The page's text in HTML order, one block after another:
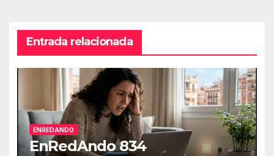
Entrada relacionada
ENREDANDO
EnRedAndo 834